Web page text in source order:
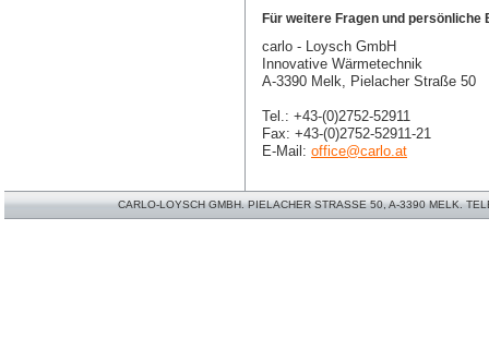
Für weitere Fragen und
carlo - Loysch GmbH
Innovative Wärmetechnik
A-3390 Melk, Pielacher Straße 50
Tel.: +43-(0)2752-52911
Fax: +43-(0)2752-52911-21
E-Mail: office@carlo.at
CARLO-LOYSCH GMBH. PIELACHER STRASSE 50, A-3390 MELK.